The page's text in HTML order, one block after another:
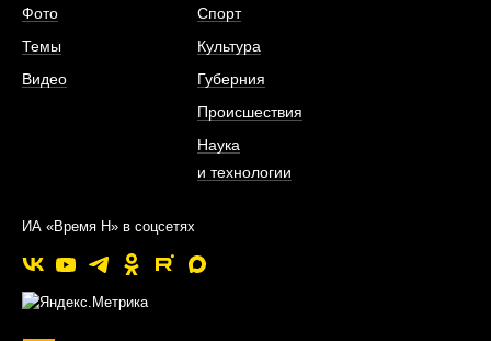
Фото
Темы
Видео
Спорт
Культура
Губерния
Происшествия
Наука
и технологии
ИА «Время Н» в соцсетях